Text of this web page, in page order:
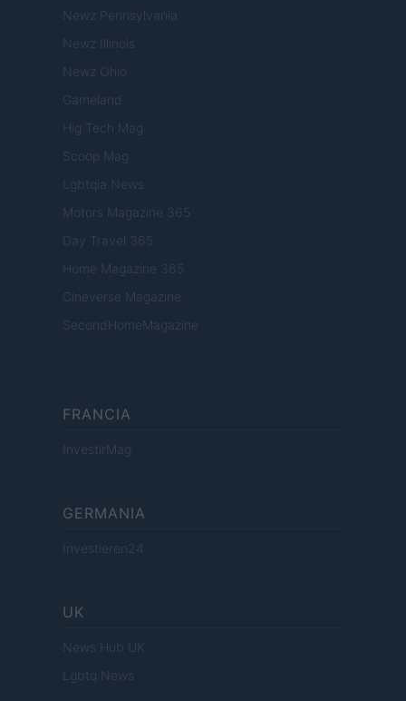
Newz Pennsylvania
Newz Illinois
Newz Ohio
Gameland
Hig Tech Mag
Scoop Mag
Lgbtqia News
Motors Magazine 365
Day Travel 365
Home Magazine 365
Cineverse Magazine
SecondHomeMagazine
FRANCIA
InvestirMag
GERMANIA
Investieren24
UK
News Hub UK
Lgbtq News